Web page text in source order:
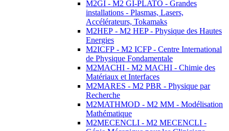
M2GI - M2 GI-PLATO - Grandes
installations - Plasmas, Lasers,
Accélérateurs, Tokamaks
M2HEP - M2 HEP - Physique des Hautes
Energies
M2ICFP - M2 ICFP - Centre International
de Physique Fondamentale
M2MACHI - M2 MACHI - Chimie des
Matériaux et Interfaces
M2MARES - M2 PBR - Physique par
Recherche
M2MATHMOD - M2 MM - Modélisation
Mathématique
M2MECENCLI - M2 MECENCLI -